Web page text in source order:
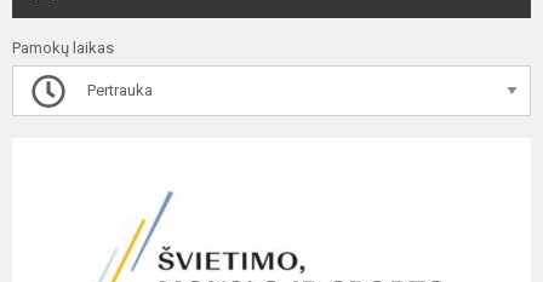
Pamokų laikas
Pertrauka